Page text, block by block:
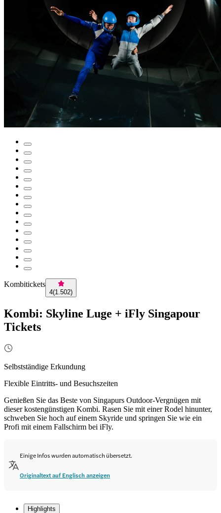
Kombitickets
4(1.502)
Kombi: Skyline Luge + iFly Singapour
Tickets
Selbstständige Erkundung
Flexible Eintritts- und Besuchszeiten
Genießen Sie das Beste von Singapurs Outdoor-Vergnügen mit
dieser kostengünstigen Kombi. Rasen Sie mit einer Rodel hinunter,
schweben Sie hoch auf einem Skyride und springen Sie wie ein
Profi mit einem Fallschirm bei iFly.
Einige Infos wurden automatisch übersetzt.
Originaltext auf Englisch anzeigen
Highlights